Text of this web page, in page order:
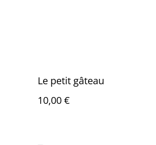
Le petit gâteau
10,00 €